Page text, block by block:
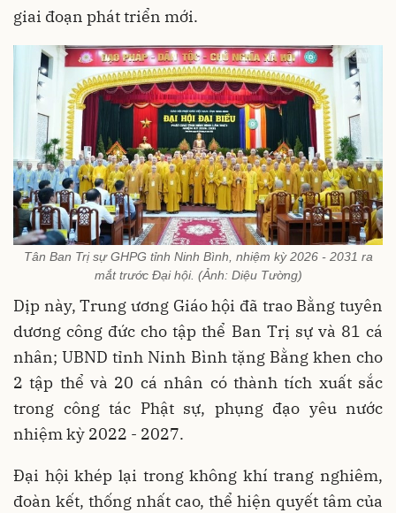
giai đoạn phát triển mới.
Tân Ban Trị sự GHPG tỉnh Ninh Bình, nhiệm kỳ 2026 - 2031 ra
mắt trước Đại hội. (Ảnh: Diệu Tường)
Dịp này, Trung ương Giáo hội đã trao Bằng tuyên
dương công đức cho tập thể Ban Trị sự và 81 cá
nhân; UBND tỉnh Ninh Bình tặng Bằng khen cho
2 tập thể và 20 cá nhân có thành tích xuất sắc
trong công tác Phật sự, phụng đạo yêu nước
nhiệm kỳ 2022 - 2027.
Đại hội khép lại trong không khí trang nghiêm,
đoàn kết, thống nhất cao, thể hiện quyết tâm của